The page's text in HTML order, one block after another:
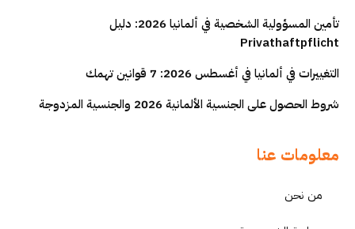
تأمين المسؤولية الشخصية في ألمانيا 2026: دليل
Privathaftpflicht
التغييرات في ألمانيا في أغسطس 2026: 7 قوانين تهمك
شروط الحصول على الجنسية الألمانية 2026 والجنسية المزدوجة
معلومات عنا
من نحن